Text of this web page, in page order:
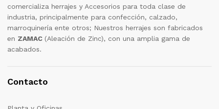
comercializa herrajes y Accesorios para toda clase de
industria, principalmente para confección, calzado,
marroquinería ente otros; Nuestros herrajes son fabricados
en ZAMAC (Aleación de Zinc), con una amplia gama de
acabados.
Contacto